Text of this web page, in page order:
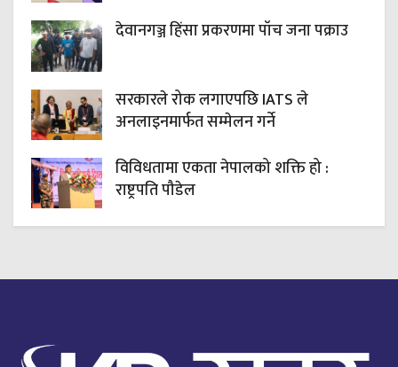
देवानगञ्ज हिंसा प्रकरणमा पाँच जना पक्राउ
सरकारले रोक लगाएपछि IATS ले
अनलाइनमार्फत सम्मेलन गर्ने
विविधतामा एकता नेपालको शक्ति हो :
राष्ट्रपति पौडेल